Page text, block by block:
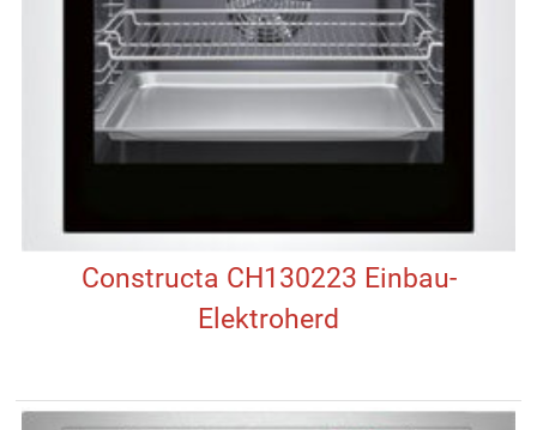
Constructa CH130223 Einbau-
Elektroherd